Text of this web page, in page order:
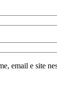
email e site